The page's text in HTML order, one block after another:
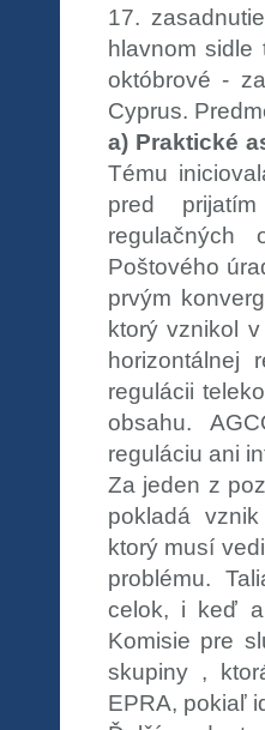
17.
hlavnom
októbrové -
Cyprus.
a) Praktické
Tému
pred
regulačných
Poštového
prvým
ktorý vznikol
horizontálnej
regulácii
obsahu.
reguláciu ani
Za jeden z
pokladá
ktorý musí
problému.
celok, i keď
Komisie pre
skupiny ,
EPRA, pokiaľ